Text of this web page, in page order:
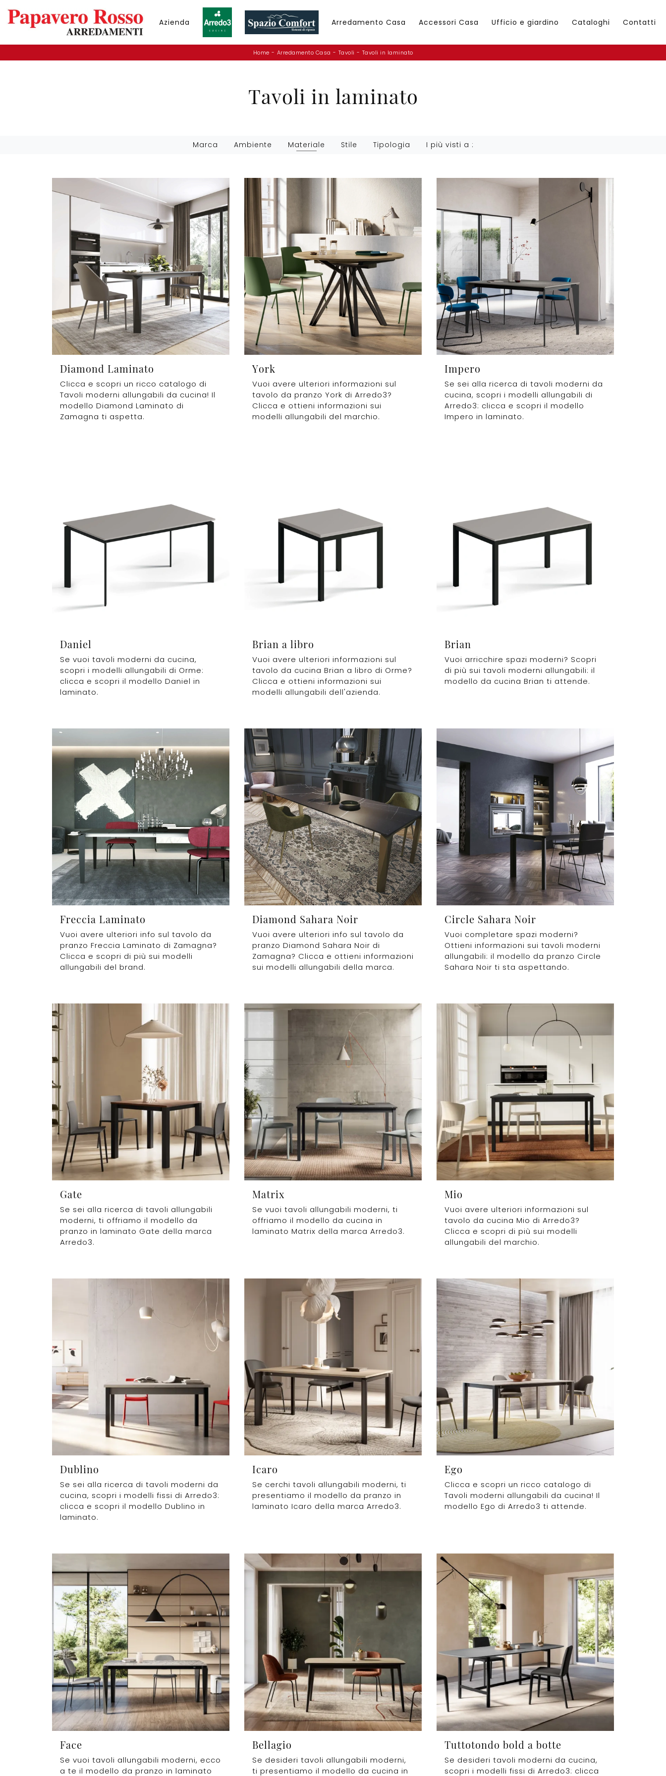
Azienda Arredamento Casa Accessori Casa Ufficio e giardino Cataloghi Contatti
Home - Arredamento Casa - Tavoli - Tavoli in laminato
Tavoli in laminato
Marca Ambiente Materiale Stile Tipologia I più visti a :
Diamond Laminato
Clicca e scopri un ricco catalogo di
Tavoli moderni allungabili da cucina! Il
modello Diamond Laminato di
Zamagna ti aspetta.
York
Vuoi avere ulteriori informazioni sul
tavolo da pranzo York di Arredo3?
Clicca e ottieni informazioni sui
modelli allungabili del marchio.
Impero
Se sei alla ricerca di tavoli moderni da
cucina, scopri i modelli allungabili di
Arredo3: clicca e scopri il modello
Impero in laminato.
Daniel
Se vuoi tavoli moderni da cucina,
scopri i modelli allungabili di Orme:
clicca e scopri il modello Daniel in
laminato.
Brian a libro
Vuoi avere ulteriori informazioni sul
tavolo da cucina Brian a libro di Orme?
Clicca e ottieni informazioni sui
modelli allungabili dell'azienda.
Brian
Vuoi arricchire spazi moderni? Scopri
di più sui tavoli moderni allungabili: il
modello da cucina Brian ti attende.
Freccia Laminato
Vuoi avere ulteriori info sul tavolo da
pranzo Freccia Laminato di Zamagna?
Clicca e scopri di più sui modelli
allungabili del brand.
Diamond Sahara Noir
Vuoi avere ulteriori info sul tavolo da
pranzo Diamond Sahara Noir di
Zamagna? Clicca e ottieni informazioni
sui modelli allungabili della marca.
Circle Sahara Noir
Vuoi completare spazi moderni?
Ottieni informazioni sui tavoli moderni
allungabili: il modello da pranzo Circle
Sahara Noir ti sta aspettando.
Gate
Se sei alla ricerca di tavoli allungabili
moderni, ti offriamo il modello da
pranzo in laminato Gate della marca
Arredo3.
Matrix
Se vuoi tavoli allungabili moderni, ti
offriamo il modello da cucina in
laminato Matrix della marca Arredo3.
Mio
Vuoi avere ulteriori informazioni sul
tavolo da cucina Mio di Arredo3?
Clicca e scopri di più sui modelli
allungabili del marchio.
Dublino
Se sei alla ricerca di tavoli moderni da
cucina, scopri i modelli fissi di Arredo3:
clicca e scopri il modello Dublino in
laminato.
Icaro
Se cerchi tavoli allungabili moderni, ti
presentiamo il modello da pranzo in
laminato Icaro della marca Arredo3.
Ego
Clicca e scopri un ricco catalogo di
Tavoli moderni allungabili da cucina! Il
modello Ego di Arredo3 ti attende.
Face
Se vuoi tavoli allungabili moderni, ecco
a te il modello da pranzo in laminato
Bellagio
Se desideri tavoli allungabili moderni,
ti presentiamo il modello da cucina in
Tuttotondo bold a botte
Se desideri tavoli moderni da cucina,
scopri i modelli fissi di Arredo3: clicca